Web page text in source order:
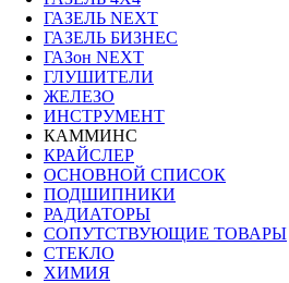
ГАЗЕЛЬ NEXT
ГАЗЕЛЬ БИЗНЕС
ГАЗон NEXT
ГЛУШИТЕЛИ
ЖЕЛЕЗО
ИНСТРУМЕНТ
КАММИНС
КРАЙСЛЕР
ОСНОВНОЙ СПИСОК
ПОДШИПНИКИ
РАДИАТОРЫ
СОПУТСТВУЮЩИЕ ТОВАРЫ
СТЕКЛО
ХИМИЯ